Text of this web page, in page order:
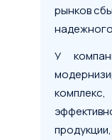
рынков
У